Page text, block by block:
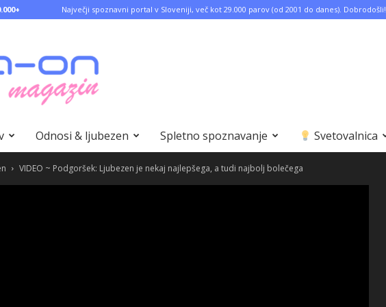
Največji spoznavni portal v Sloveniji, več kot 29.000 parov (od 2001 do danes). Dobrodošli!
Odnosi & ljubezen Spletno spoznavanje Svetovalnica
VIDEO ~ Podgoršek: Ljubezen je nekaj najlepšega, a tudi najbolj bolečega